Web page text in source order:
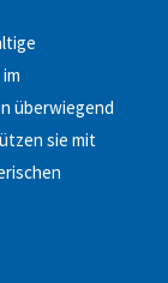
überwiegend
sie mit